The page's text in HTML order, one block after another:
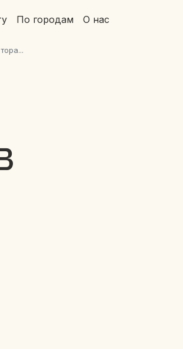
По городам О нас